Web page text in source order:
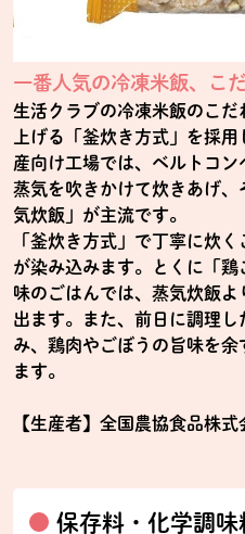
一番人気の冷凍米飯、こ
生活クラブの冷凍米飯のこ
上げる「釜炊き方式」を採
産向け工場では、ベルトコ
蒸気を吹きかけて炊きあげ
気炊飯」が主流です。
「釜炊き方式」で丁寧に炊
が染み込みます。とくに「
味のごはんでは、蒸気炊飯よ
出ます。また、前日に調理
み、鶏肉やごぼうの旨味を
ます。
【生産者】全国農協食品株式
保存料・化学調味